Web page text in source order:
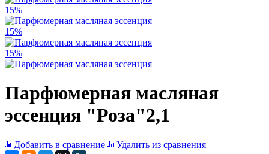
15%
15%
15%
Парфюмерная масляная
эссенция "Роза"2,1
Добавить в сравнение Удалить из сравнения